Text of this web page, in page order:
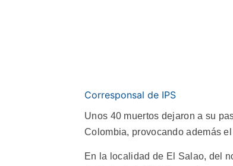
Corresponsal de IPS
Unos 40 muertos dejaron a su
Colombia, provocando además
En la localidad de El Salao, del